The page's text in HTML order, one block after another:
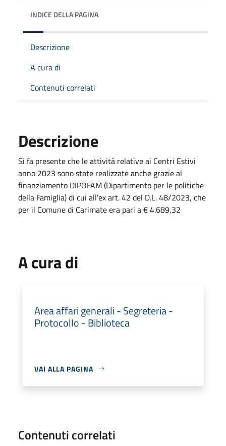
INDICE DELLA PAGINA
Descrizione
A cura di
Contenuti correlati
Descrizione
Si fa presente che le attività relative ai Centri Estivi
anno 2023 sono state realizzate anche grazie al
finanziamento DIPOFAM (Dipartimento per le politiche
della Famiglia) di cui all'ex art. 42 del D.L. 48/2023, che
per il Comune di Carimate era pari a € 4.689,32
A cura di
Area affari generali - Segreteria -
Protocollo - Biblioteca
VAI ALLA PAGINA
Contenuti correlati